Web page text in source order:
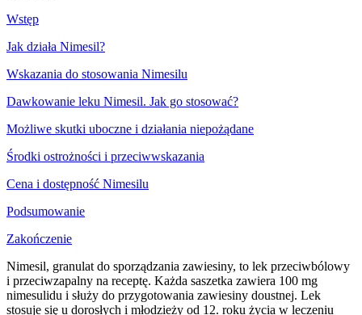
Wstęp
Jak działa Nimesil?
Wskazania do stosowania Nimesilu
Dawkowanie leku Nimesil. Jak go stosować?
Możliwe skutki uboczne i działania niepożądane
Środki ostrożności i przeciwwskazania
Cena i dostępność Nimesilu
Podsumowanie
Zakończenie
Nimesil, granulat do sporządzania zawiesiny, to lek przeciwbólowy
i przeciwzapalny na receptę. Każda saszetka zawiera 100 mg
nimesulidu i służy do przygotowania zawiesiny doustnej. Lek
stosuje się u dorosłych i młodzieży od 12. roku życia w leczeniu